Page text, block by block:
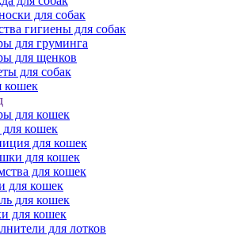
для собак
гигиены для собак
для груминга
для щенков
для собак
кошек
для кошек
кошек
для кошек
для кошек
для кошек
для кошек
для кошек
для кошек
для лотков